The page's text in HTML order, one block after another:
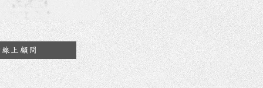
上顧問